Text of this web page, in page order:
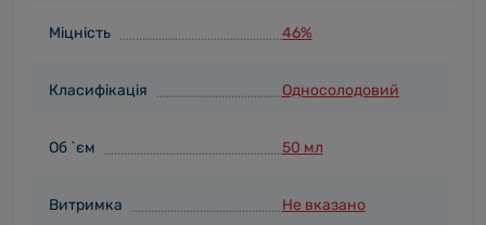
Міцність 46%
Класифікація Односолодовий
Об `єм 50 мл
Витримка Не вказано